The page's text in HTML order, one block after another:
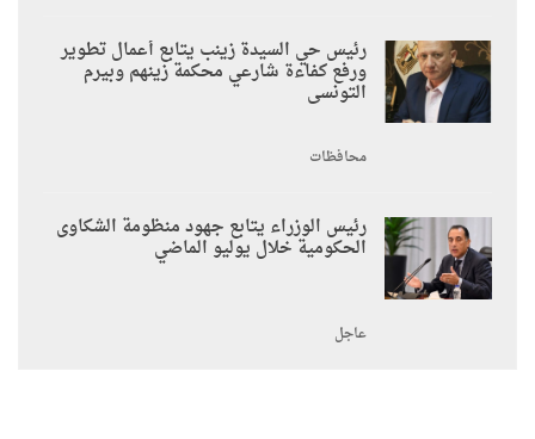
رئيس حي السيدة زينب يتابع أعمال تطوير
ورفع كفاءة شارعي محكمة زينهم وبيرم
التونسى
محافظات
رئيس الوزراء يتابع جهود منظومة الشكاوى
الحكومية خلال يوليو الماضي
عاجل